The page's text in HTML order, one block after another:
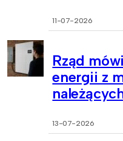
11-07-2026
Rząd
energii z
13-07-2026